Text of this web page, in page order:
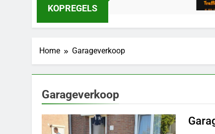
KOPREGELS
57 Jaar Geleden
Home Garageverkoop
Garageverkoop